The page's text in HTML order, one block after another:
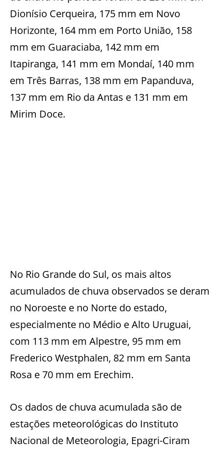
Dionísio Cerqueira, 175 mm em Novo
Horizonte, 164 mm em Porto União, 158
mm em Guaraciaba, 142 mm em
Itapiranga, 141 mm em Mondaí, 140 mm
em Três Barras, 138 mm em Papanduva,
137 mm em Rio da Antas e 131 mm em
Mirim Doce.
No Rio Grande do Sul, os mais altos
acumulados de chuva observados se deram
no Noroeste e no Norte do estado,
especialmente no Médio e Alto Uruguai,
com 113 mm em Alpestre, 95 mm em
Frederico Westphalen, 82 mm em Santa
Rosa e 70 mm em Erechim.
Os dados de chuva acumulada são de
estações meteorológicas do Instituto
Nacional de Meteorologia, Epagri-Ciram